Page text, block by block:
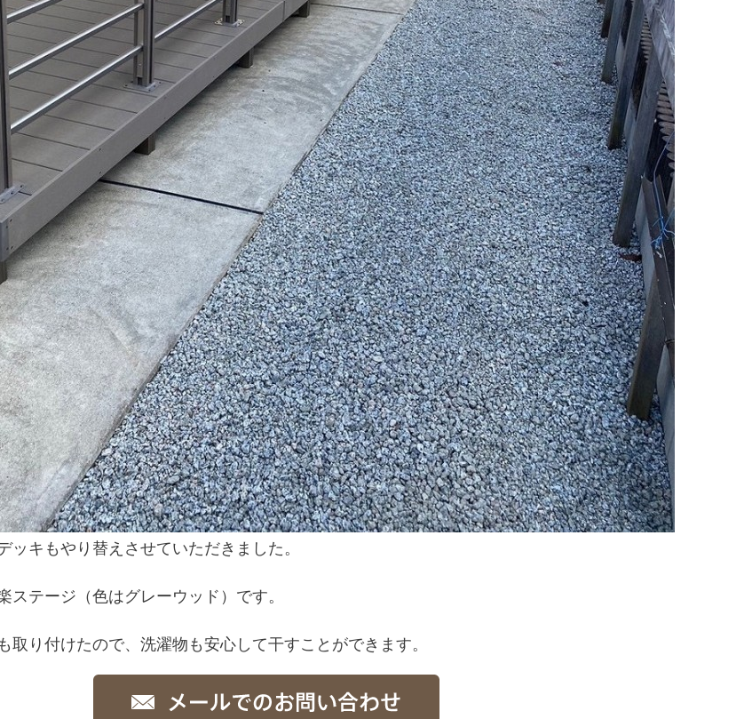
ッキもやり替えさせていただきました。
ステージ（色はグレーウッド）です。
取り付けたので、洗濯物も安心して干すことができます。